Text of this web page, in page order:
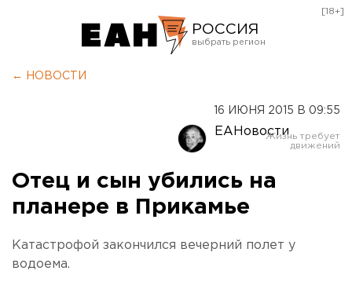
РОССИЯ
Оренбург
[18+]
← НОВОСТИ
16 ИЮНЯ 2015 В 09:55
ЕАНовости
Отец и сын убились на
планере в Прикамье
Катастрофой закончился вечерний полет у
водоема.